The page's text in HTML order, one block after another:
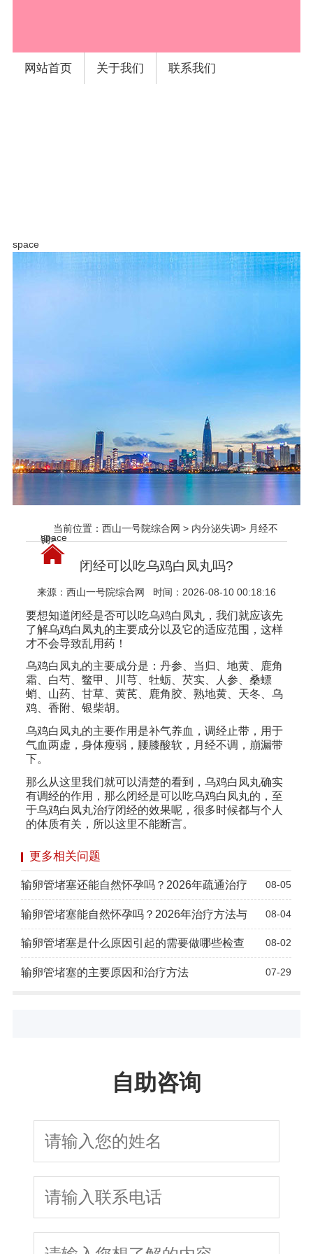
网站首页 关于我们 联系我们
space
space
当前位置：西山一号院综合网 > 内分泌失调> 月经不
调>
闭经可以吃乌鸡白凤丸吗?
来源： 西山一号院综合网 时间：2026-08-10 00:18:16
要想知道闭经是否可以吃乌鸡白凤丸，我们就应该先
了解乌鸡白凤丸的主要成分以及它的适应范围，这样
才不会导致乱用药！
乌鸡白凤丸的主要成分是：丹参、当归、地黄、鹿角
霜、白芍、鳖甲、川芎、牡蛎、芡实、人参、桑螵
蛸、山药、甘草、黄芪、鹿角胶、熟地黄、天冬、乌
鸡、香附、银柴胡。
乌鸡白凤丸的主要作用是补气养血，调经止带，用于
气血两虚，身体瘦弱，腰膝酸软，月经不调，崩漏带
下。
那么从这里我们就可以清楚的看到，乌鸡白凤丸确实
有调经的作用，那么闭经是可以吃乌鸡白凤丸的，至
于乌鸡白凤丸治疗闭经的效果呢，很多时候都与个人
的体质有关，所以这里不能断言。
更多相关问题
输卵管堵塞还能自然怀孕吗？2026年疏通治疗 08-05
输卵管堵塞能自然怀孕吗？2026年治疗方法与 08-04
输卵管堵塞是什么原因引起的需要做哪些检查 08-02
输卵管堵塞的主要原因和治疗方法 07-29
自助咨询